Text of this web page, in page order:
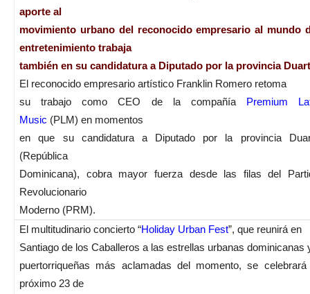
aporte al
movimiento urbano del reconocido empresario al mundo
entretenimiento trabaja
también en su candidatura a Diputado por la provincia
El reconocido empresario artístico Franklin Romero retoma
su trabajo como CEO de la compañía Premium
Music (PLM) en momentos
en que su candidatura a Diputado por la provincia
(República
Dominicana), cobra mayor fuerza desde las filas del
Revolucionario
Moderno (PRM).
El multitudinario concierto “Holiday Urban Fest”, que reunirá en
Santiago de los Caballeros a las estrellas urbanas dominicanas
puertorriqueñas más aclamadas del momento, se celebrará
próximo 23 de